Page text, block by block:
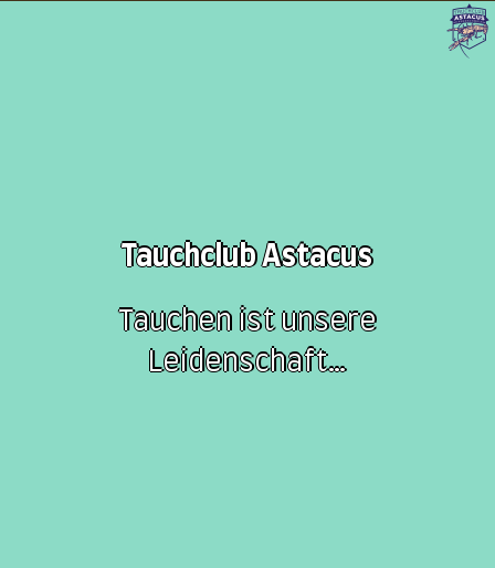
Tauchclub Astacus
Tauchen ist unsere
Leidenschaft…